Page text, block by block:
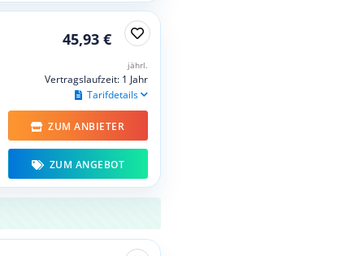
45,93 €
jährl.
Vertragslaufzeit: 1 Jahr
Tarifdetails
ZUM ANBIETER
ZUM ANGEBOT